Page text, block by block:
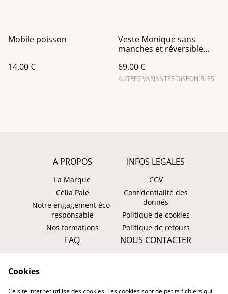
Mobile poisson
14,00 €
Veste Monique sans
manches et réversible
69,00 €
AUTRES VARIANTES DISPONIBLES
A PROPOS
La Marque
Célia Pale
Notre engagement éco-
responsable
Nos formations
INFOS LEGALES
CGV
Confidentialité des
donnés
Politique de cookies
Politique de retours
FAQ
Suivre ma commande
NOUS CONTACTER
Cookies
Ce site Internet utilise des cookies. Les cookies sont de petits fichiers qui